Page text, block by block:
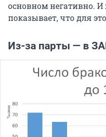
основном негативно.
показывает, что для
Из-за парты — в